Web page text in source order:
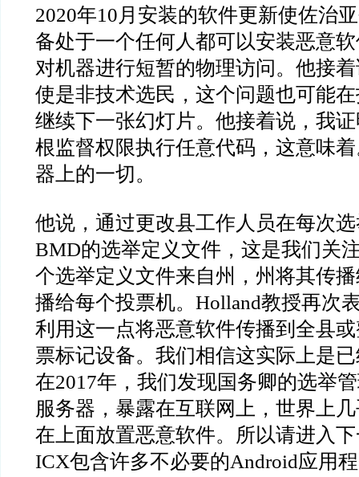
2020年10 月安装的软件更新使佐治
备处于一个任何人都可以安装恶意
对机器进行短暂的物理访问。他接
使是非技术选民，这个问题也可能
继续下一张幻灯片。他接着说，我
根监督权限执行任意代码，这意味
器上的一切。
他说，通过更改县工作人员在每次
BMD的选举定义文件，这是我们关
个选举定义文件来自州，州将其传
播给每个投票机。 Holland教授再次
利用这一点将恶意软件传播到全县
票标记设备。我们相信这实际上是
在2017年，我们发现国务卿的选举
服务器，暴露在互联网上，世界上
在上面放置恶意软件。所以请进入
ICX包含许多不必要的Android应用